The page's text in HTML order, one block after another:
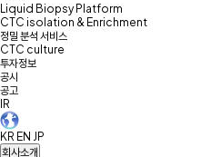
Liquid Biopsy Platform
CTC isolation & Enrichment
정밀 분석 서비스
CTC culture
투자정보
공시
공고
IR
KR EN JP
회사소개